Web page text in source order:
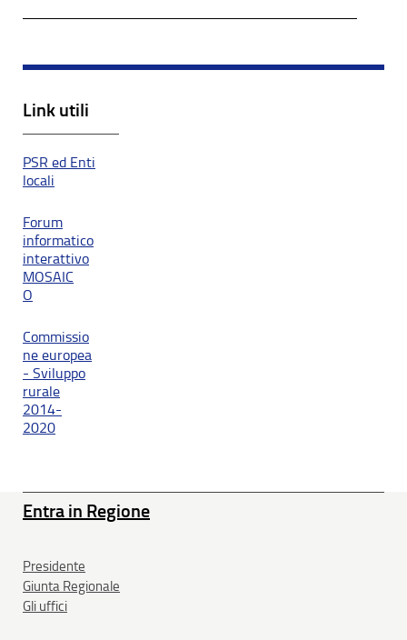
Link utili
PSR ed Enti
locali
Forum
informatico
interattivo
MOSAIC
O
Commissio
ne europea
- Sviluppo
rurale
2014-
2020
Entra in Regione
Presidente
Giunta Regionale
Gli uffici